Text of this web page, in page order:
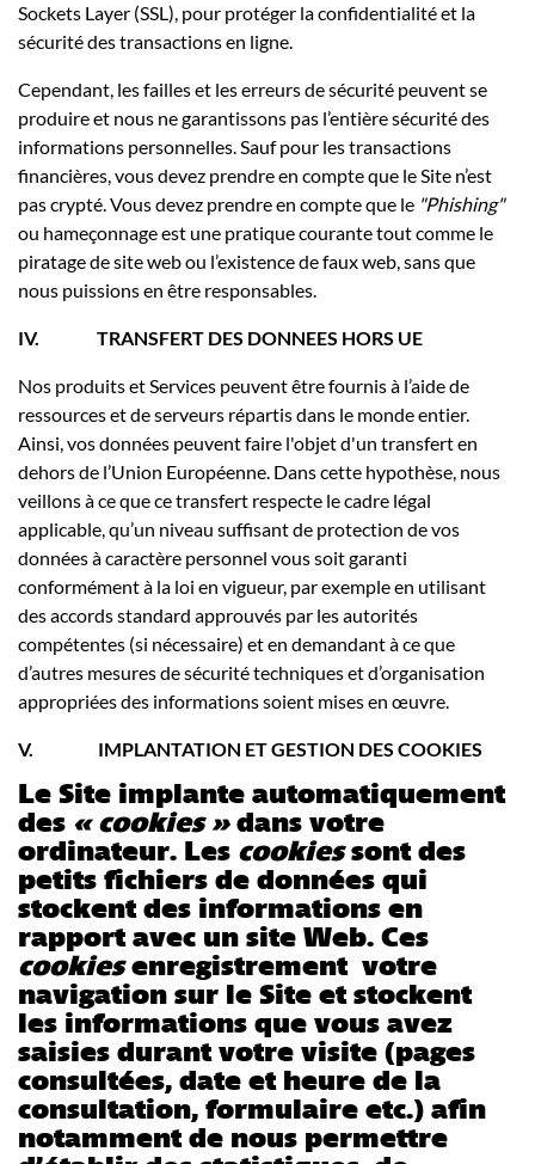
Sockets Layer (SSL), pour protéger la confidentialité et la
sécurité des transactions en ligne.
Cependant, les failles et les erreurs de sécurité peuvent se
produire et nous ne garantissons pas l’entière sécurité des
informations personnelles. Sauf pour les transactions
financières, vous devez prendre en compte que le Site n’est
pas crypté. Vous devez prendre en compte que le "Phishing"
ou hameçonnage est une pratique courante tout comme le
piratage de site web ou l’existence de faux web, sans que
nous puissions en être responsables.
IV. TRANSFERT DES DONNEES HORS UE
Nos produits et Services peuvent être fournis à l’aide de
ressources et de serveurs répartis dans le monde entier.
Ainsi, vos données peuvent faire l'objet d'un transfert en
dehors de l’Union Européenne. Dans cette hypothèse, nous
veillons à ce que ce transfert respecte le cadre légal
applicable, qu’un niveau suffisant de protection de vos
données à caractère personnel vous soit garanti
conformément à la loi en vigueur, par exemple en utilisant
des accords standard approuvés par les autorités
compétentes (si nécessaire) et en demandant à ce que
d’autres mesures de sécurité techniques et d’organisation
appropriées des informations soient mises en œuvre.
V. IMPLANTATION ET GESTION DES COOKIES
Le Site implante automatiquement
des « cookies »dans votre
ordinateur. Les cookiessont des
petits fichiers de données qui
stockent des informations en
rapport avec un site Web. Ces
cookiesenregistrement votre
navigation sur le Site et stockent
les informations que vous avez
saisies durant votre visite (pages
consultées, date et heure de la
consultation, formulaire etc.) afin
notamment de nous permettre